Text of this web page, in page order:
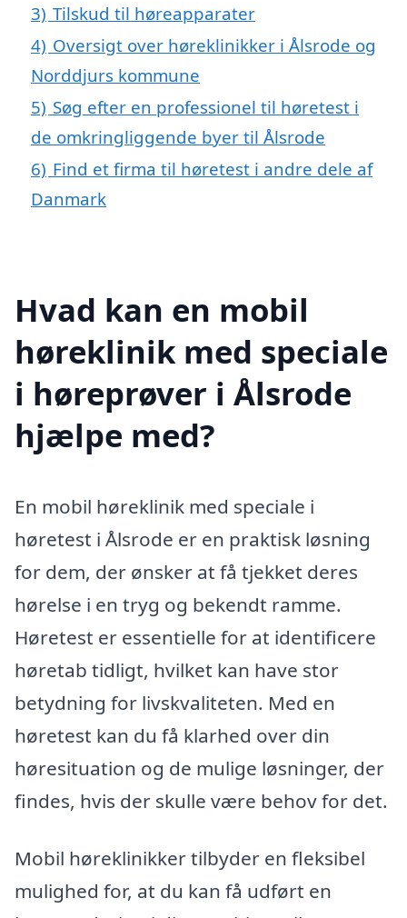
3) Tilskud til høreapparater
4) Oversigt over høreklinikker i Ålsrode og
Norddjurs kommune
5) Søg efter en professionel til høretest i
de omkringliggende byer til Ålsrode
6) Find et firma til høretest i andre dele af
Danmark
Hvad kan en mobil
høreklinik med speciale
i høreprøver i Ålsrode
hjælpe med?
En mobil høreklinik med speciale i
høretest i Ålsrode er en praktisk løsning
for dem, der ønsker at få tjekket deres
hørelse i en tryg og bekendt ramme.
Høretest er essentielle for at identificere
høretab tidligt, hvilket kan have stor
betydning for livskvaliteten. Med en
høretest kan du få klarhed over din
høresituation og de mulige løsninger, der
findes, hvis der skulle være behov for det.
Mobil høreklinikker tilbyder en fleksibel
mulighed for, at du kan få udført en